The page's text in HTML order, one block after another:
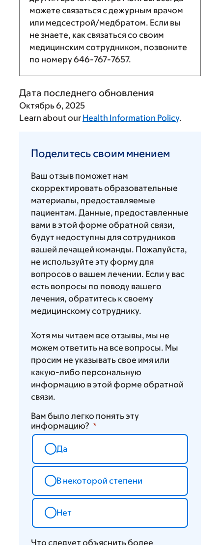
можете связаться с дежурным врачом
или медсестрой/медбратом. Если вы
не знаете, как связаться со своим
медицинским сотрудником, позвоните
по номеру646-767-7657.
Дата последнего обновления
Октябрь 6, 2025
Learn about our Health Information Policy.
своим
Поделитесь своим мнением
Ваш отзыв поможет нам
скорректировать образовательные
материалы, предоставляемые
пациентам. Данные, предоставленные
вами в этой форме обратной связи,
будут недоступны для сотрудников
вашей лечащей команды. Пожалуйста,
не используйте эту форму для
вопросов о вашем лечении. Если у вас
есть вопросы по поводу вашего
лечения, обратитесь к своему
медицинскому сотруднику.
Хотя мы читаем все отзывы, мы не
можем ответить на все вопросы. Мы
просим не указывать свое имя или
какую-либо персональную
информацию в этой форме обратной
связи.
Вам было легко понять эту
информацию?
Да
В некоторой степени
Нет
Что следует объяснить более